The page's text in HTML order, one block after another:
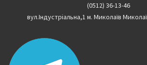
(0512) 36-13-46
вул.Індустріальна,1 м. Миколаїв